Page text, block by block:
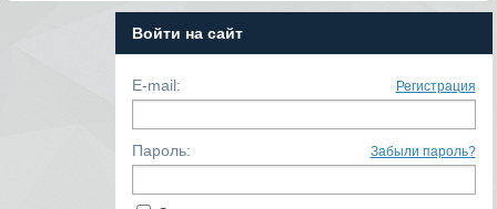
Войти на сайт
E-mail: Регистрация
Пароль: Забыли пароль?